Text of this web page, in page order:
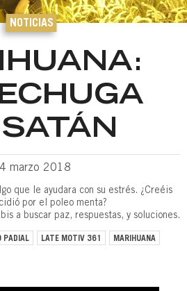
NOTICIAS
marzo 2018
que le ayudara con su estrés. ¿Creéis
por el poleo menta?
a buscar paz, respuestas, y soluciones.
PADIAL LATE MOTIV 361 MARIHUANA